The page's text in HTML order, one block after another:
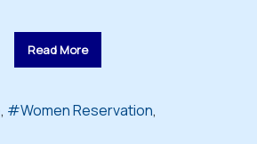
Read More
Women Reservation